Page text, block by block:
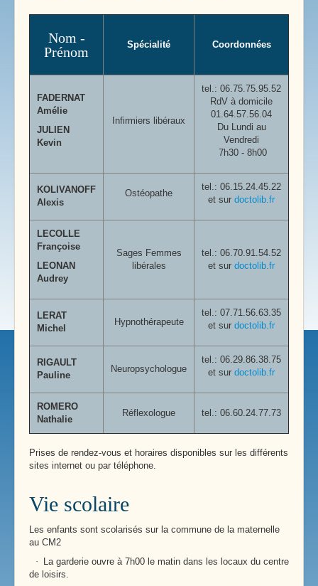
Nom -
Prénom
Spécialité Coordonnées
FADERNAT
Amélie
JULIEN
Kevin
Infirmiers libéraux
tel.: 06.75.75.95.52
RdV à domicile
01.64.57.56.04
Du Lundi au
Vendredi
7h30 - 8h00
KOLIVANOFF
Alexis
Ostéopathe
tel.: 06.15.24.45.22
et sur doctolib.fr
LECOLLE
Françoise
LEONAN
Audrey
Sages Femmes
libérales
tel.: 06.70.91.54.52
et sur doctolib.fr
LERAT
Michel
Hypnothérapeute
tel.: 07.71.56.63.35
et sur doctolib.fr
RIGAULT
Pauline
Neuropsychologue
tel.: 06.29.86.38.75
et sur doctolib.fr
ROMERO
Nathalie
Réflexologue tel.: 06.60.24.77.73
Prises de rendez-vous et horaires disponibles sur les différents
sites internet ou par téléphone.
Vie scolaire
Les enfants sont scolarisés sur la commune de la maternelle
au CM2
·
La garderie ouvre à 7h00 le matin dans les locaux du centre
de loisirs.